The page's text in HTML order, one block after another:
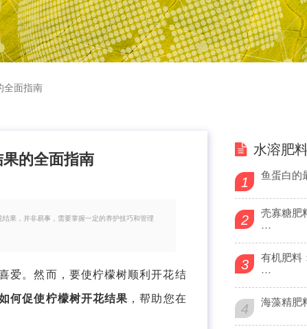
全面指南
的全面指南
果，并非易事，需要掌握一定的养护技巧和管理
。然而，要使柠檬树顺利开花结
何促使柠檬树开花结果 ，帮助您在
水溶肥
1 鱼蛋白的
2
壳寡糖肥
···
3
有机肥料
···
4 海藻精肥